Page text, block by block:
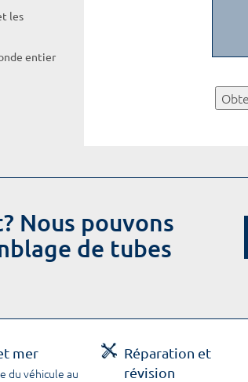
les
entier
Nous pouvons
de tubes
mer
du véhicule au
Réparation et
révision